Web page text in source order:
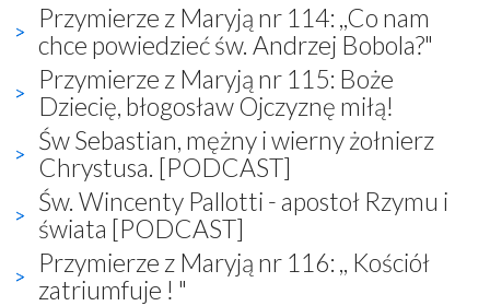
Przymierze z Maryją nr 114: ,,Co nam
chce powiedzieć św. Andrzej Bobola?"
Przymierze z Maryją nr 115: Boże
Dziecię, błogosław Ojczyznę miłą!
Św Sebastian, mężny i wierny żołnierz
Chrystusa. [PODCAST]
Św. Wincenty Pallotti - apostoł Rzymu i
świata [PODCAST]
Przymierze z Maryją nr 116: ,, Kościół
zatriumfuje ! "